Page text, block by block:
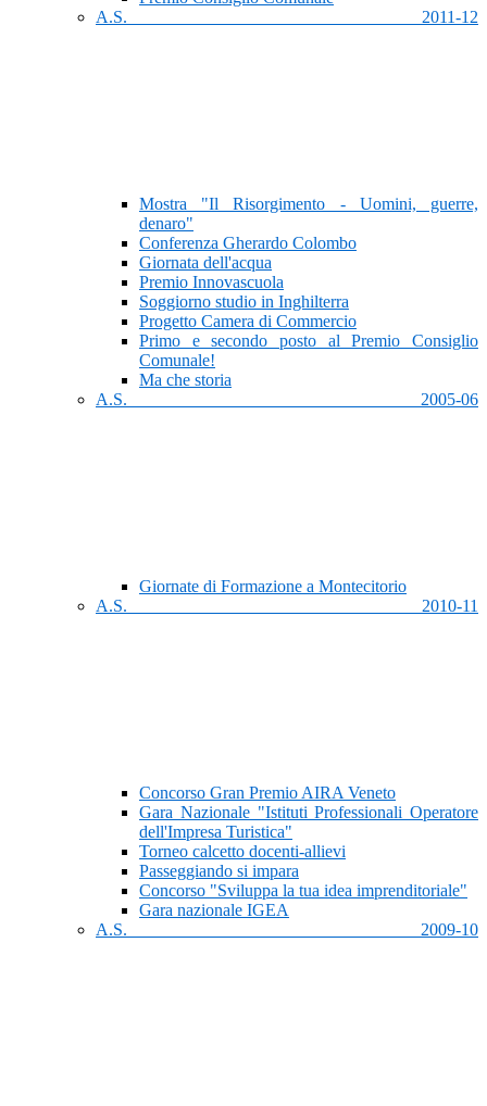
A.S. 2011-12
Mostra "Il Risorgimento - Uomini, guerre,
denaro"
Conferenza Gherardo Colombo
Giornata dell'acqua
Premio Innovascuola
Soggiorno studio in Inghilterra
Progetto Camera di Commercio
Primo e secondo posto al Premio Consiglio
Comunale!
Ma che storia
A.S. 2005-06
Giornate di Formazione a Montecitorio
A.S. 2010-11
Concorso Gran Premio AIRA Veneto
Gara Nazionale "Istituti Professionali Operatore
dell'Impresa Turistica"
Torneo calcetto docenti-allievi
Passeggiando si impara
Concorso "Sviluppa la tua idea imprenditoriale"
Gara nazionale IGEA
A.S. 2009-10